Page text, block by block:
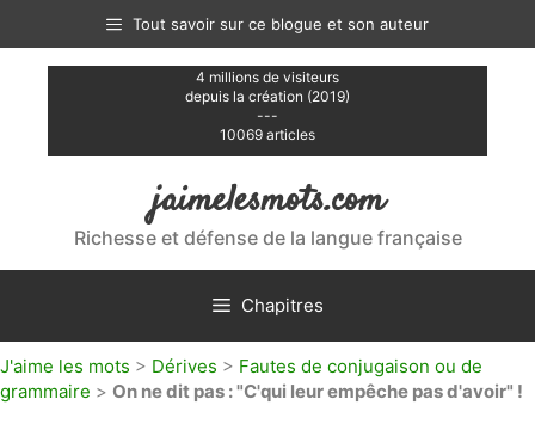
contenu
Tout savoir sur ce blogue et son auteur
4 millions de visiteurs
depuis la création (2019)
---
10069 articles
jaimelesmots.com
Richesse et défense de la langue française
Chapitres
J'aime les mots > Dérives > Fautes de conjugaison ou de
grammaire > On ne dit pas : "C'qui leur empêche pas d'avoir" !